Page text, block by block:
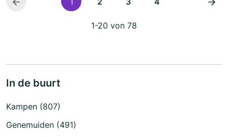
1-20 von 78
In de buurt
Kampen (807)
Genemuiden (491)